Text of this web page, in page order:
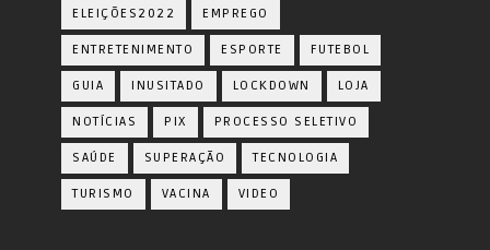
ELEIÇÕES2022 EMPREGO
ENTRETENIMENTO ESPORTE FUTEBOL
GUIA INUSITADO LOCKDOWN LOJA
NOTÍCIAS PIX PROCESSO SELETIVO
SAÚDE SUPERAÇÃO TECNOLOGIA
TURISMO VACINA VIDEO